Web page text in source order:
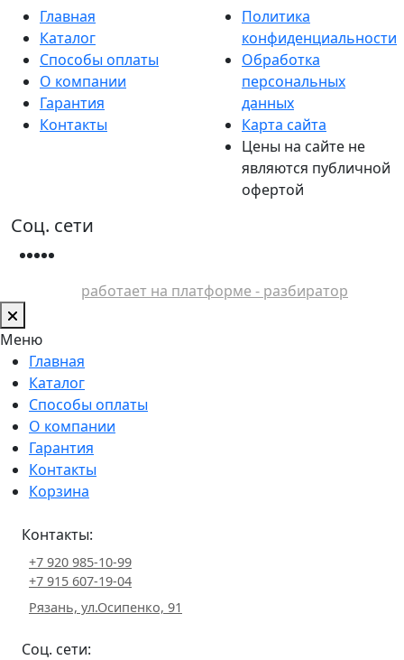
Главная
Каталог
Способы оплаты
О компании
Гарантия
Контакты
Политика
конфиденциальности
Обработка
персональных
данных
Карта сайта
Цены на сайте не
являются публичной
офертой
Соц. сети
работает на платформе - разбиратор
Меню
Главная
Каталог
Способы оплаты
О компании
Гарантия
Контакты
Корзина
Контакты:
+7 920 985-10-99
+7 915 607-19-04
Рязань, ул.Осипенко, 91
Соц. сети: